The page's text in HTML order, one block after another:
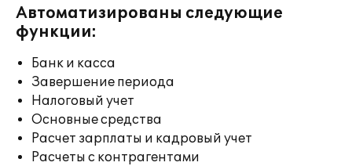
Автоматизированы следующие
функции:
Банк и касса
Завершение периода
Налоговый учет
Основные средства
Расчет зарплаты и кадровый учет
Расчеты с контрагентами